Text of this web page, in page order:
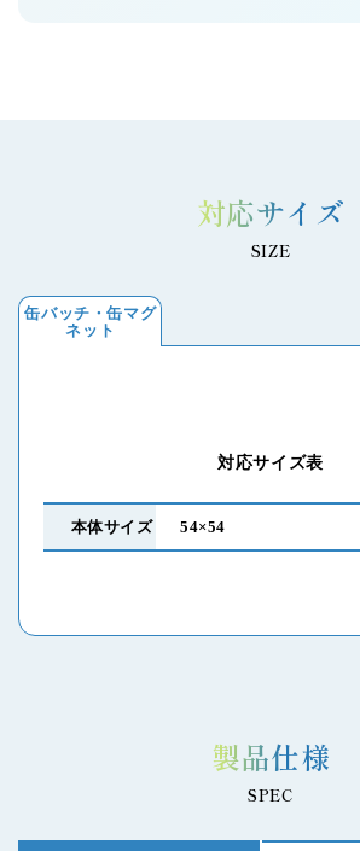
対応サイズ
SIZE
缶バッチ・缶マグ
ネット
対応サイズ表
本体サイズ 54×54
製品仕様
SPEC